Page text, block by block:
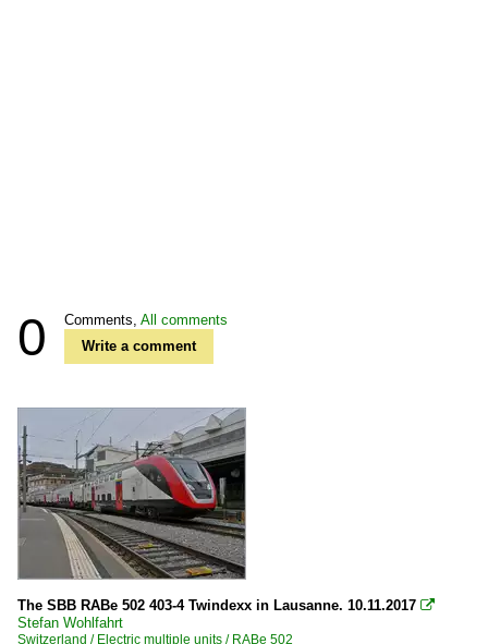
0 Comments, All comments
Write a comment
The SBB RABe 502 403-4 Twindexx in Lausanne. 10.11.2017 
Stefan Wohlfahrt
Switzerland / Electric multiple units / RABe 502